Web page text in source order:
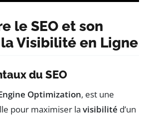
le SEO et son
Visibilité en Ligne
du SEO
Optimization, est une
pour maximiser la visibilité d’un